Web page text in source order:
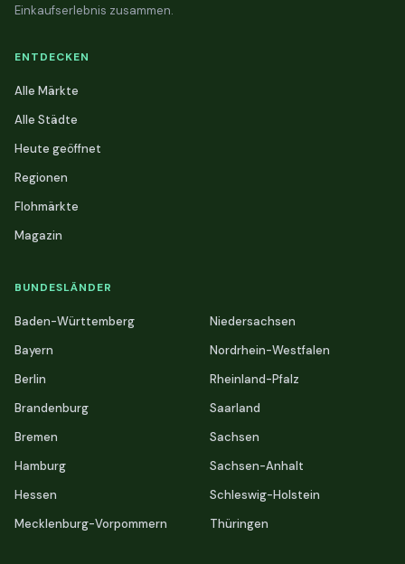
Einkaufserlebnis zusammen.
ENTDECKEN
Alle Märkte
Alle Städte
Heute geöffnet
Regionen
Flohmärkte
Magazin
BUNDESLÄNDER
Baden-Württemberg
Bayern
Berlin
Brandenburg
Bremen
Hamburg
Hessen
Mecklenburg-Vorpommern
Niedersachsen
Nordrhein-Westfalen
Rheinland-Pfalz
Saarland
Sachsen
Sachsen-Anhalt
Schleswig-Holstein
Thüringen